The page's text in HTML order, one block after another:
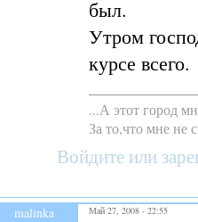
был.
Утром
курсе всего.
...А этот город
За то,что мне не
Войдите или
malinka Май 27, 2008 - 22:55